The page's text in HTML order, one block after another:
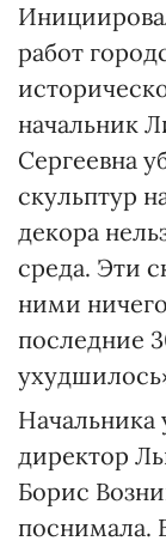
работ
начальник
Сергеевна
скульптур
декора
среда. Эти
ними
последние
Начальника
директор
Борис
поснимала.